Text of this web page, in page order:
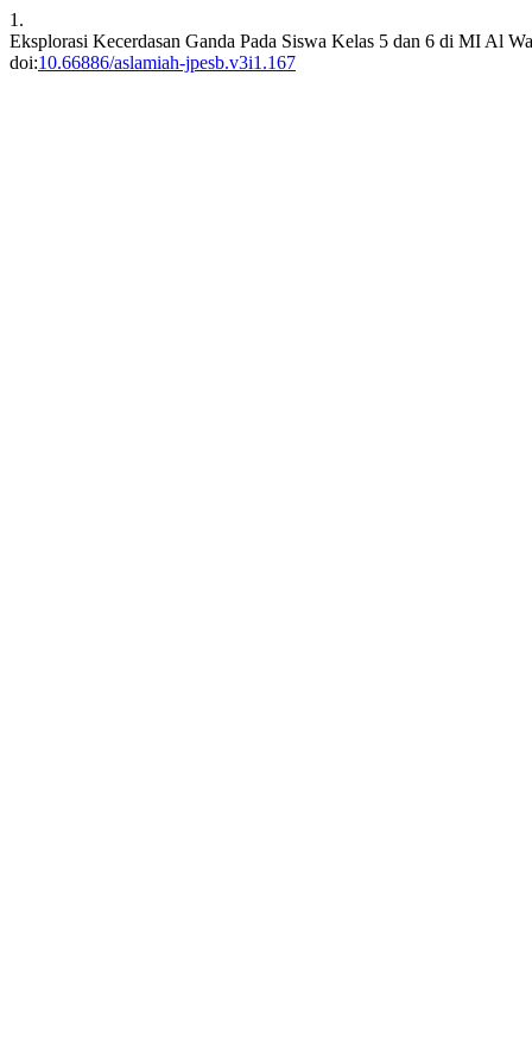
1.
Eksplorasi Kecerdasan Ganda Pada Siswa Kelas 5 dan 6 di MI Al
doi:10.66886/aslamiah-jpesb.v3i1.167